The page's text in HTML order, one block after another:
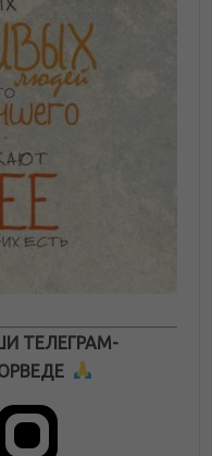
ТЕЛЕГРАМ-